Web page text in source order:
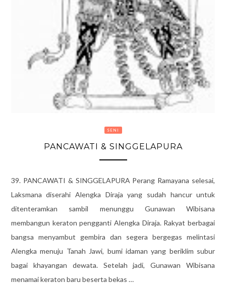
SENI
PANCAWATI & SINGGELAPURA
39. PANCAWATI & SINGGELAPURA Perang Ramayana selesai,
Laksmana diserahi Alengka Diraja yang sudah hancur untuk
ditenteramkan sambil menunggu Gunawan Wibisana
membangun keraton pengganti Alengka Diraja. Rakyat berbagai
bangsa menyambut gembira dan segera bergegas melintasi
Alengka menuju Tanah Jawi, bumi idaman yang beriklim subur
bagai khayangan dewata. Setelah jadi, Gunawan Wibisana
menamai keraton baru beserta bekas …